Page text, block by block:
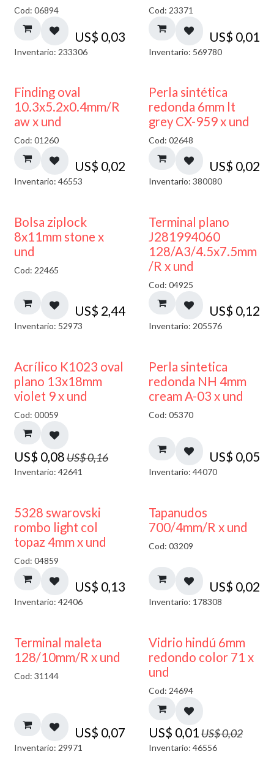
Cod: 06894
US$ 0,03
Inventario: 233306
Cod: 23371
US$ 0,01
Inventario: 569780
Finding oval
10.3x5.2x0.4mm/R
aw x und
Cod: 01260
US$ 0,02
Inventario: 46553
Perla sintética
redonda 6mm lt
grey CX-959 x und
Cod: 02648
US$ 0,02
Inventario: 380080
¡NUEVO!
Bolsa ziplock
8x11mm stone x
und
Cod: 22465
US$ 2,44
Inventario: 52973
Terminal plano
J281994060
128/A3/4.5x7.5mm
/R x und
Cod: 04925
US$ 0,12
Inventario: 205576
50% DESCUENTO
Acrílico K1023 oval
plano 13x18mm
violet 9 x und
Cod: 00059
US$ 0,08US$0,16
Inventario: 42641
Perla sintetica
redonda NH 4mm
cream A-03 x und
Cod: 05370
US$ 0,05
Inventario: 44070
5328 swarovski
rombo light col
topaz 4mm x und
Cod: 04859
US$ 0,13
Inventario: 42406
Tapanudos
700/4mm/R x und
Cod: 03209
US$ 0,02
Inventario: 178308
Terminal maleta
128/10mm/R x und
Cod: 31144
US$ 0,07
Inventario: 29971
40% DESCUENTO
Vidrio hindú 6mm
redondo color 71 x
und
Cod: 24694
US$ 0,01US$0,02
Inventario: 46556